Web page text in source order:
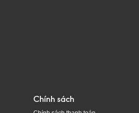
Chính sách